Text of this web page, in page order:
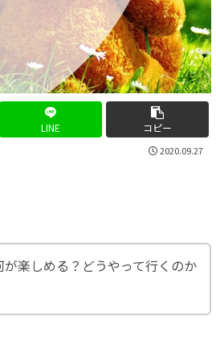
LINE コピー
2020.09.27
楽しめる？どうやって行くのか